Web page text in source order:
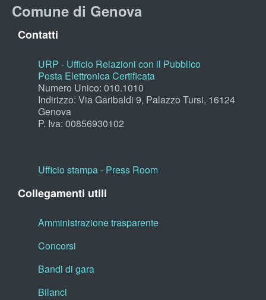
Comune di Genova
Contatti
URP - Ufficio Relazioni con il Pubblico
Posta Elettronica Certificata
Numero Unico: 010.1010
Indirizzo: Via Garibaldi 9, Palazzo Tursi, 16124
Genova
P. Iva: 00856930102
Ufficio stampa - Press Room
Collegamenti utili
Amministrazione trasparente
Concorsi
Bandi di gara
Bilanci